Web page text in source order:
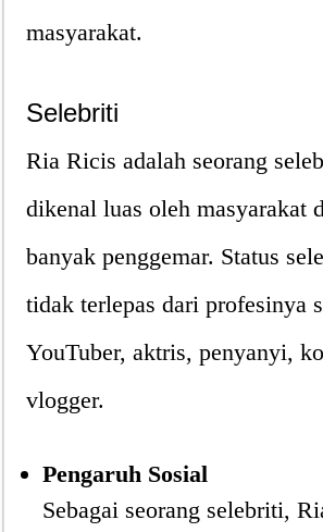
masyarakat.
Selebriti
Ria Ricis adalah seorang
dikenal luas oleh masyarakat
banyak penggemar. Status
tidak terlepas dari profesinya
YouTuber, aktris, penyanyi,
vlogger.
Pengaruh Sosial
Sebagai seorang selebriti,